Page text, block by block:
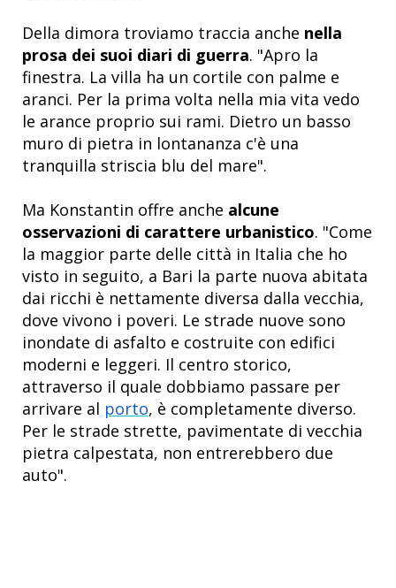
Della dimora troviamo traccia anche nella
prosa dei suoi diari di guerra. "Apro la
finestra. La villa ha un cortile con palme e
aranci. Per la prima volta nella mia vita vedo
le arance proprio sui rami. Dietro un basso
muro di pietra in lontananza c'è una
tranquilla striscia blu del mare".
Ma Konstantin offre anche alcune
osservazioni di carattere urbanistico. "Come
la maggior parte delle città in Italia che ho
visto in seguito, a Bari la parte nuova abitata
dai ricchi è nettamente diversa dalla vecchia,
dove vivono i poveri. Le strade nuove sono
inondate di asfalto e costruite con edifici
moderni e leggeri. Il centro storico,
attraverso il quale dobbiamo passare per
arrivare al porto, è completamente diverso.
Per le strade strette, pavimentate di vecchia
pietra calpestata, non entrerebbero due
auto".